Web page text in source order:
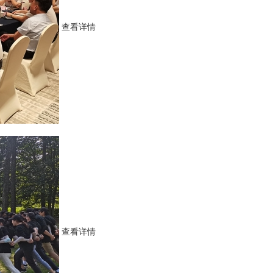
查看详情
查看详情